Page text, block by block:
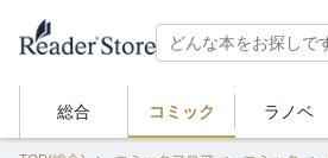
総合 コミック ラノベ